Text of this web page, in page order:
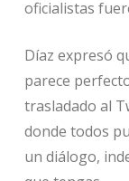
oficialistas
Díaz expresó
parece
trasladado al
donde todos
un diálogo,